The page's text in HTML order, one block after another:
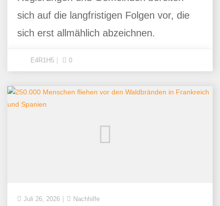
sich auf die langfristigen Folgen vor, die
sich erst allmählich abzeichnen.
E4R1H5 0
Juli 26, 2026 Nachhilfe